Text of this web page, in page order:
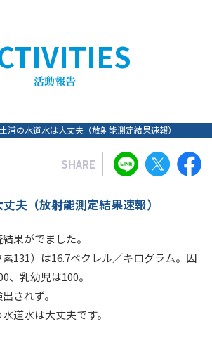
土浦の水道水は大丈夫（放射能測定結果速報）
SHARE
夫（放射能測定結果速報）
果がでました。
131）は16.7ベクレル／キログラム。因
、乳幼児は100。
されず。
道水は大丈夫です。